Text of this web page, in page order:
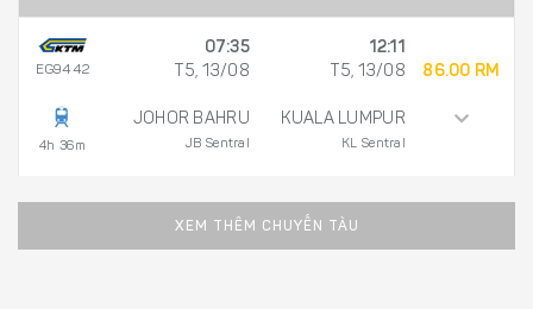
EG9442
4h 36m
07:35
T5, 13/08
JOHOR BAHRU
JB Sentral
12:11
T5, 13/08
KUALA LUMPUR
KL Sentral
86.00 RM
XEM THÊM CHUYẾN TÀU